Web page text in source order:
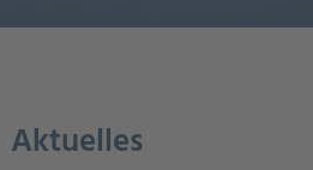
Aktuelles